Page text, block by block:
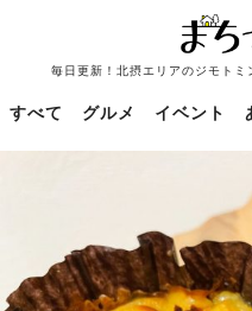
毎日更新！北摂エリアのジモトミ
すべて グルメ イベント